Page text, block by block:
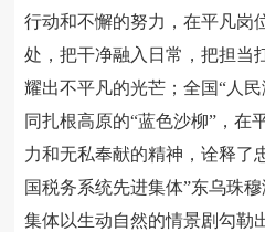
行动和不懈的努力，在平凡岗
处，把干净融入日常，把担当
耀出不平凡的光芒；全国“人
同扎根高原的“蓝色沙柳”，在
力和无私奉献的精神，诠释了
国税务系统先进集体”东乌珠
集体以生动自然的情景剧勾勒